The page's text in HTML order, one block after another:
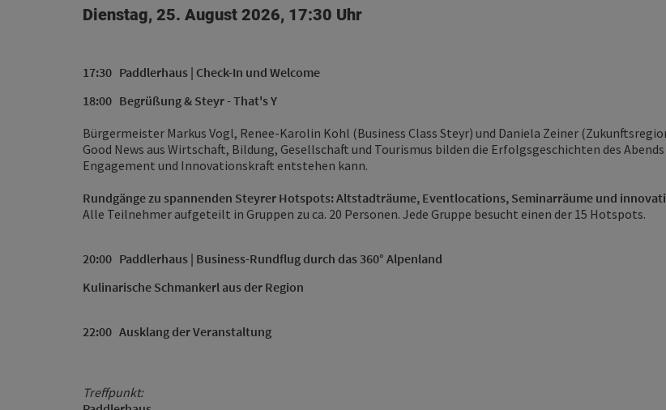
Dienstag, 25. August 2026, 17:30 Uhr
17:30 Paddlerhaus | Check-In und Welcome
18:00 Begrüßung & Steyr - That's Y
Bürgermeister Markus Vogl, Renee-Karolin Kohl (Business Class Steyr) und Daniela Zeiner
Good News aus Wirtschaft, Bildung, Gesellschaft und Tourismus bilden die Erfolgsgeschichten des
Engagement und Innovationskraft entstehen kann.
Rundgänge zu spannenden Steyrer Hotspots: Altstadträume, Eventlocations, Seminarräume und
Alle Teilnehmer aufgeteilt in Gruppen zu ca. 20 Personen. Jede Gruppe besucht einen der 15 Hotspots.
20:00 Paddlerhaus | Business-Rundflug durch das 360° Alpenland
Kulinarische Schmankerl aus der Region
22:00 Ausklang der Veranstaltung
Treffpunkt: